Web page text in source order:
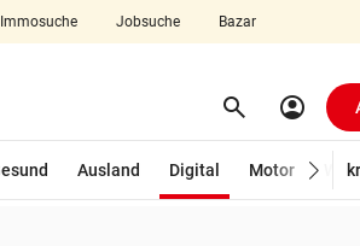
Immosuche Jobsuche Bazar
search Suchen
account_circle
Ausland Digital
Motor